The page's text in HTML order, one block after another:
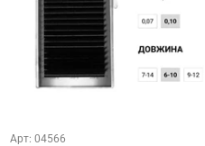
Арт: 04566